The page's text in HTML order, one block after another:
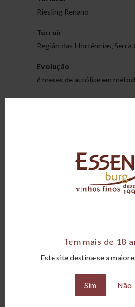
Tem mais de 18
Este site destina-se a
Sim Não
Riesling Renano
Terroir
Região das Hortências, Serra
Evolução
6 meses de autólise em
Consumo
Amarelo palha com reflexos
com perlage delicada e